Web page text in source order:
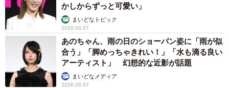
かしからずっと可愛い」
まいどなトピック
2026.08.07
あのちゃん、雨の日のショーパン姿に「雨が似
合う」「脚めっちゃきれい！」「水も滴る良い
アーティスト」 幻想的な近影が話題
まいどなメディア
2026.08.07